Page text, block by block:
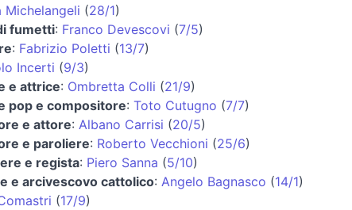
Michelangeli (28/1)
fumetti: Franco Devescovi (7/5)
: Fabrizio Poletti (13/7)
Incerti (9/3)
e attrice: Ombretta Colli (21/9)
pop e compositore: Toto Cutugno (7/7)
e attore: Albano Carrisi (20/5)
e paroliere: Roberto Vecchioni (25/6)
e regista: Piero Sanna (5/10)
e arcivescovo cattolico: Angelo Bagnasco (14/1)
(17/9)